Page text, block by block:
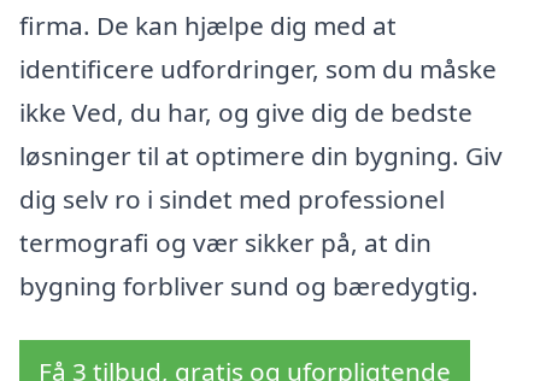
firma. De kan hjælpe dig med at
identificere udfordringer, som du måske
ikke Ved, du har, og give dig de bedste
løsninger til at optimere din bygning. Giv
dig selv ro i sindet med professionel
termografi og vær sikker på, at din
bygning forbliver sund og bæredygtig.
Få 3 tilbud, gratis og uforpligtende